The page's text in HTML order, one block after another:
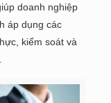
doanh nghiệp
áp dụng các
kiểm soát và